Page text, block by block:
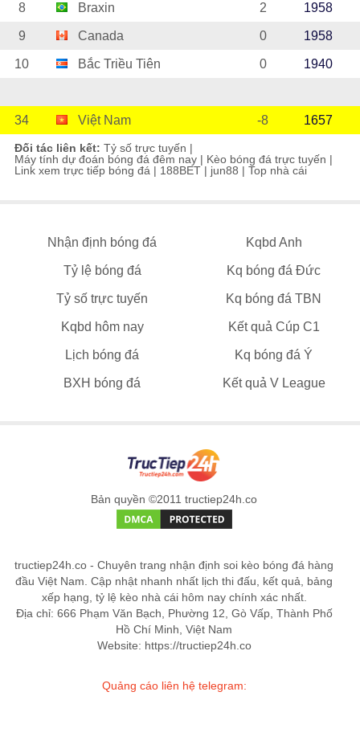
8 Braxin 2 1958
9 Canada 0 1958
10 Bắc Triều Tiên 0 1940
34 Việt Nam -8 1657
Đối tác liên kết: Tỷ số trực tuyến |
Máy tính dự đoán bóng đá đêm nay | Kèo bóng đá trực tuyến |
Link xem trực tiếp bóng đá | 188BET | jun88 | Top nhà cái
Nhận định bóng đá Kqbd Anh
Tỷ lệ bóng đá Kq bóng đá Đức
Tỷ số trực tuyến Kq bóng đá TBN
Kqbd hôm nay Kết quả Cúp C1
Lịch bóng đá Kq bóng đá Ý
BXH bóng đá Kết quả V League
Bản quyền ©2011 tructiep24h.co
tructiep24h.co - Chuyên trang nhận định soi kèo bóng đá hàng
đầu Việt Nam. Cập nhật nhanh nhất lịch thi đấu, kết quả, bảng
xếp hạng, tỷ lệ kèo nhà cái hôm nay chính xác nhất.
Địa chỉ: 666 Phạm Văn Bạch, Phường 12, Gò Vấp, Thành Phố
Hồ Chí Minh, Việt Nam
Website: https://tructiep24h.co
Quảng cáo liên hệ telegram: